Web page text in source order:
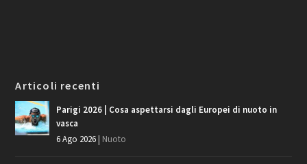
Articoli recenti
Parigi 2026 | Cosa aspettarsi dagli Europei di nuoto in
vasca
6 Ago 2026| Nuoto